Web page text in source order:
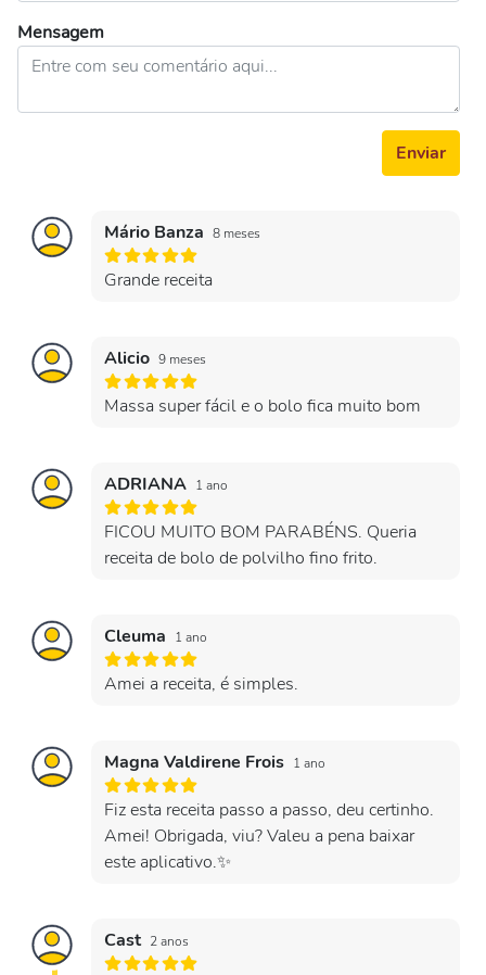
Mensagem
Enviar
Mário Banza 8 meses
Grande receita
Alicio 9 meses
Massa super fácil e o bolo fica muito bom
ADRIANA 1 ano
FICOU MUITO BOM PARABÉNS. Queria
receita de bolo de polvilho fino frito.
Cleuma 1 ano
Amei a receita, é simples.
Magna Valdirene Frois 1 ano
Fiz esta receita passo a passo, deu certinho.
Amei! Obrigada, viu? Valeu a pena baixar
este aplicativo.✨
Cast 2 anos